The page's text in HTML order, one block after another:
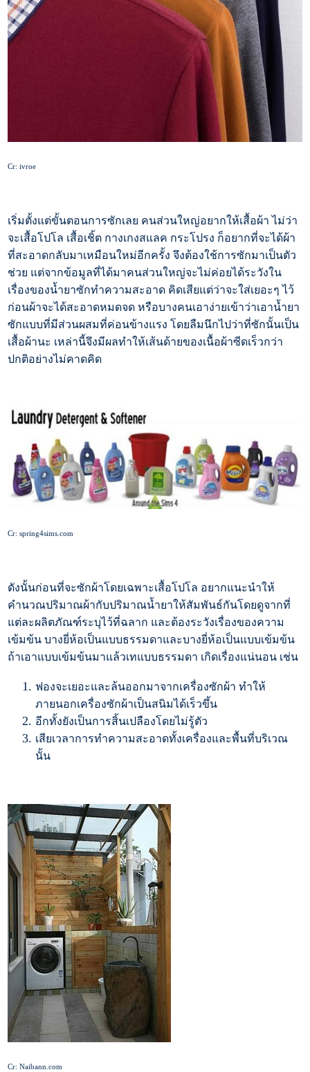
Cr: ivroe
เริ่มตั้งแต่ขั้นตอนการซักเลย คนส่วนใหญ่อยากให้เสื้อผ้า ไม่ว่า
จะเสื้อโปโล เสื้อเชิ้ต กางเกงสแลค กระโปรง ก็อยากที่จะได้ผ้า
ที่สะอาดกลับมาเหมือนใหม่อีกครั้ง จึงต้องใช้การซักมาเป็นตัว
ช่วย แต่จากข้อมูลที่ได้มาคนส่วนใหญ่จะไม่ค่อยได้ระวังใน
เรื่องของน้ำยาซักทำความสะอาด คิดเสียแต่ว่าจะใส่เยอะๆ ไว้
ก่อนผ้าจะได้สะอาดหมดจด หรือบางคนเอาง่ายเข้าว่าเอาน้ำยา
ซักแบบที่มีส่วนผสมที่ค่อนข้างแรง โดยลืมนึกไปว่าที่ซักนั้นเป็น
เสื้อผ้านะ เหล่านี้จึงมีผลทำให้เส้นด้ายของเนื้อผ้าซีดเร็วกว่า
ปกติอย่างไม่คาดคิด
Cr: spring4sims.com
ดังนั้นก่อนที่จะซักผ้าโดยเฉพาะเสื้อโปโล อยากแนะนำให้
คำนวณปริมาณผ้ากับปริมาณน้ำยาให้สัมพันธ์กันโดยดูจากที่
แต่ละผลิตภัณฑ์ระบุไว้ที่ฉลาก และต้องระวังเรื่องของความ
เข้มข้น บางยี่ห้อเป็นแบบธรรมดาและบางยี่ห้อเป็นแบบเข้มข้น
ถ้าเอาแบบเข้มข้นมาแล้วเทแบบธรรมดา เกิดเรื่องแน่นอน เช่น
ฟองจะเยอะและล้นออกมาจากเครื่องซักผ้า ทำให้
ภายนอกเครื่องซักผ้าเป็นสนิมได้เร็วขึ้น
อีกทั้งยังเป็นการสิ้นเปลืองโดยไม่รู้ตัว
เสียเวลาการทำความสะอาดทั้งเครื่องและพื้นที่บริเวณ
นั้น
Cr: Naibann.com